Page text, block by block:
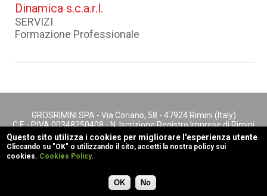
Dinamica s.c.a.r.l.
SERVIZI
Formazione Professionale
GROSRIMINI SPA - Via Coriano, 58 - 47924 Rimini (Italy)
C.F. - P.IVA 00348250408 - N. Iscrizione Registro Imprese di Rimini
- REA n. 147622
footer menu
Rubiko
Questo sito utilizza i cookies per migliorare l'esperienza utente
Cliccando su "OK" o utilizzando il sito, accetti la nostra policy sui
cookies. Cookies Policy.
OK No